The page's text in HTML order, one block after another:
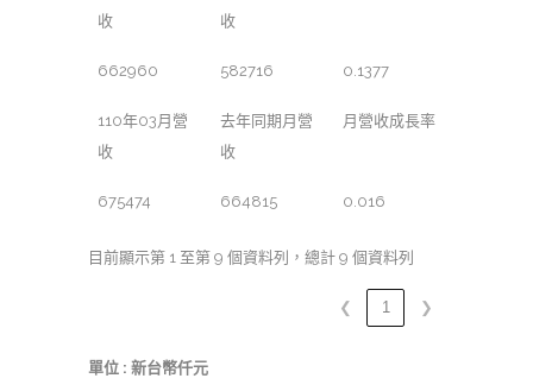
收
收
662960 582716 0.1377
110年03月營
收
去年同期月營
收
月營收成長率
675474 664815 0.016
目前顯示第 1 至第 9 個資料列，總計 9 個資料列
❮ 1 ❯
單位 : 新台幣仟元